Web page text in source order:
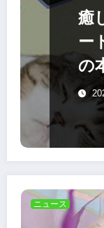
癒
ー
の
開
ニュース